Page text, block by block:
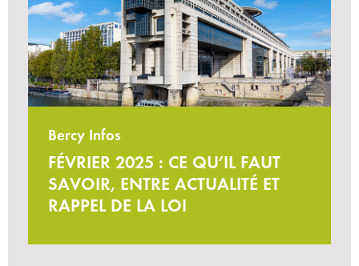
Bercy Infos
FÉVRIER 2025 : CE QU’IL FAUT
SAVOIR, ENTRE ACTUALITÉ ET
RAPPEL DE LA LOI